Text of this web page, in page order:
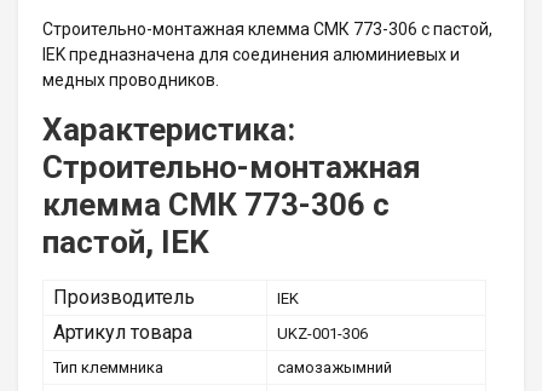
Строительно-монтажная клемма СМК 773-306 с пастой,
IEK предназначена для соединения алюминиевых и
медных проводников.
Характеристика:
Строительно-монтажная
клемма СМК 773-306 с
пастой, IEK
Производитель IEK
Артикул товара
UKZ-001-306
Тип клеммника
самозажымний